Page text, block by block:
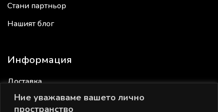
Ние уважаваме вашето лично
пространство
Стани партньор
Нашият блог
Информация
Доставка
Връщане